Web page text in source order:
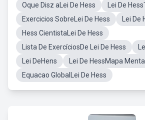
Oque Disz aLei De Hess
Lei De
Exercicios SobreLei De Hess
Lei
Hess CientistaLei De Hess
Lista De ExercíciosDe Lei De Hess
Lei DeHens
Lei De HessMapa Mental
Equacao GlobalLei De Hess